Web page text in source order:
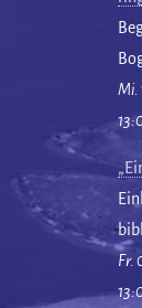
Mi.
Fr.